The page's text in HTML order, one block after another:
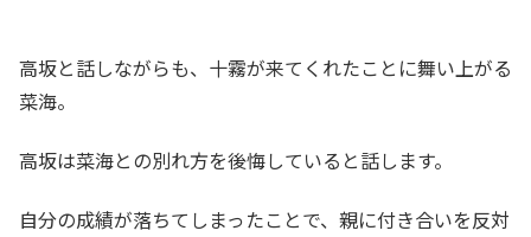
高坂と話しながらも、十霧が来てくれたことに舞い上がる
菜海。
高坂は菜海との別れ方を後悔していると話します。
自分の成績が落ちてしまったことで、親に付き合いを反対